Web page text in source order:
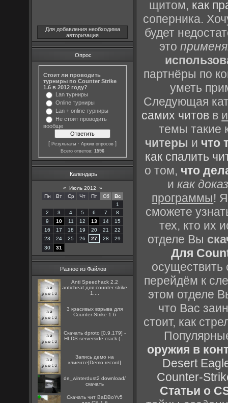
Для добавления необходима
авторизация
Опрос
Стоит ли проводить
турниры по Counter Strike
1.6 в 2012 году?
Lan турниры
Online турниры
Lan + online турниры
Не стоит проводить
вообще
[Результаты ·Архив опросов ]
Всего ответов:1596
Календарь
« Июль 2012
»
Пн
Вт Ср Чт Пт Сб
Вс
1
2
3 4 5 6 7
8
9
10 11 12 13 14
15
16
17 18 19 20 21
22
23
24 25 26 27 28
29
30
31
Разное из Файлов
Anti Speedhack 2.2
anticheat для counter strike
1....
3 красивых взрыва для
Counter-Strike 1.6
Скачать dproto [0.9.179] -
HLDS serverside crack (...
Запись демо на
клиенте[Demo record]
de_winterdust2 download/
скачать
Скачать чит BaDBoYv5
щитом, как
соперника.
будет
это
партнёры по
уметь
Следующая
самих читов в
темы такие
читеры и что
как спалить
о том, что
икак
программы!
сможете
тех, кто их
отделе Вы
Для
осуществить
перейдём к
этом отделе
что Вас
стоит, как
оружия в
Desert
Counter-
Статьи о